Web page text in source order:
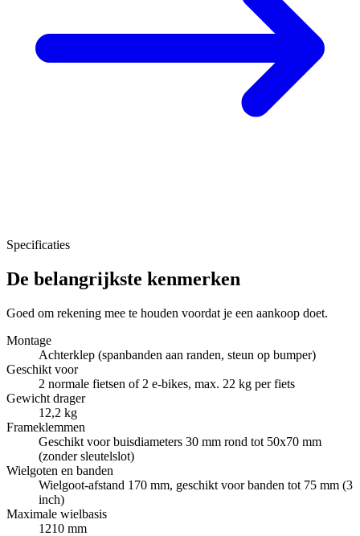
Specificaties
De belangrijkste kenmerken
Goed om rekening mee te houden voordat je een aankoop doet.
Montage
Achterklep (spanbanden aan randen, steun op bumper)
Geschikt voor
2 normale fietsen of 2 e-bikes, max. 22 kg per fiets
Gewicht drager
12,2 kg
Frameklemmen
Geschikt voor buisdiameters 30 mm rond tot 50x70 mm
(zonder sleutelslot)
Wielgoten en banden
Wielgoot-afstand 170 mm, geschikt voor banden tot 75 mm (3
inch)
Maximale wielbasis
1210 mm